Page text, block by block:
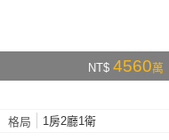
NT$ 4560萬
格局 1房2廳1衛